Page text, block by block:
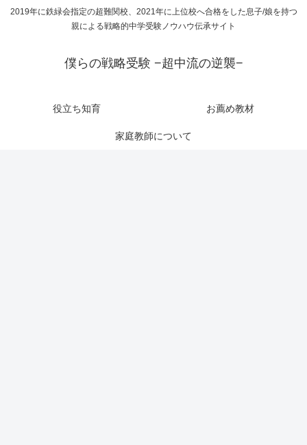
2019年に鉄緑会指定の超難関校、2021年に上位校へ合格をした息子/娘を持つ
親による戦略的中学受験ノウハウ伝承サイト
僕らの戦略受験 −超中流の逆襲−
役立ち知育 お薦め教材
家庭教師について